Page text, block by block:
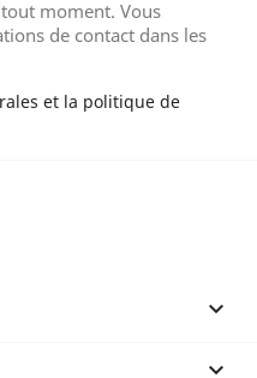
moment. Vous
de contact dans les
et la politique de

